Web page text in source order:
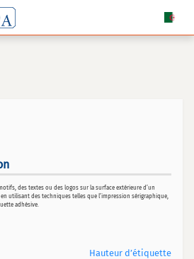
des textes ou des logos sur la surface extérieure d’un
utilisant des techniques telles que l’impression sérigraphique,
adhésive.
Hauteur d’étiquette